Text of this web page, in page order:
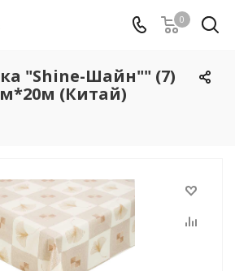
0
"Shine-Шайн"" (7)
(Китай)